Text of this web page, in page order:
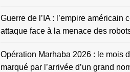
Guerre de l’IA : l’empire américain
attaque face à la menace des
Opération Marhaba 2026 : le mois
marqué par l’arrivée d’un grand